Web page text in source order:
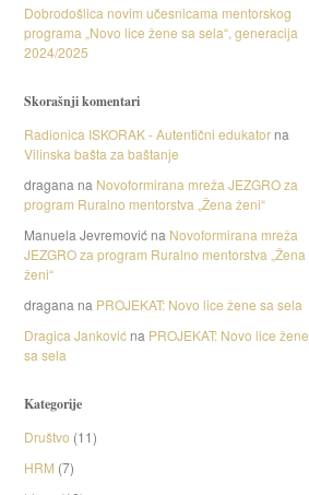
Dobrodošlica novim učesnicama mentorskog
programa „Novo lice žene sa sela“, generacija
2024/2025
Skorašnji komentari
Radionica ISKORAK - Autentični edukator na
Vilinska bašta za baštanje
dragana na Novoformirana mreža JEZGRO za
program Ruralno mentorstva „Žena ženi“
Manuela Jevremović na Novoformirana mreža
JEZGRO za program Ruralno mentorstva „Žena
ženi“
dragana na PROJEKAT: Novo lice žene sa sela
Dragica Janković na PROJEKAT: Novo lice žene
sa sela
Kategorije
Društvo (11)
HRM (7)